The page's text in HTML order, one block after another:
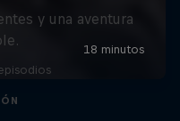
y una aventura